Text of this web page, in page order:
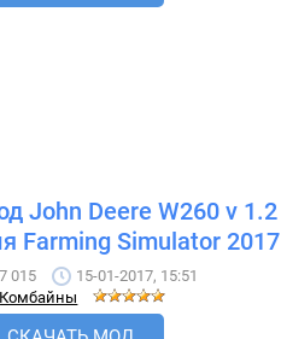
John Deere W260 v 1.2
Farming Simulator 2017
7 015
15-01-2017, 15:51
Комбайны